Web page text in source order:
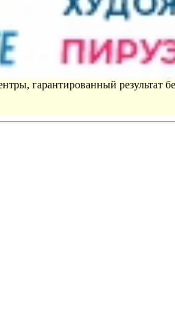
гарантированный результат